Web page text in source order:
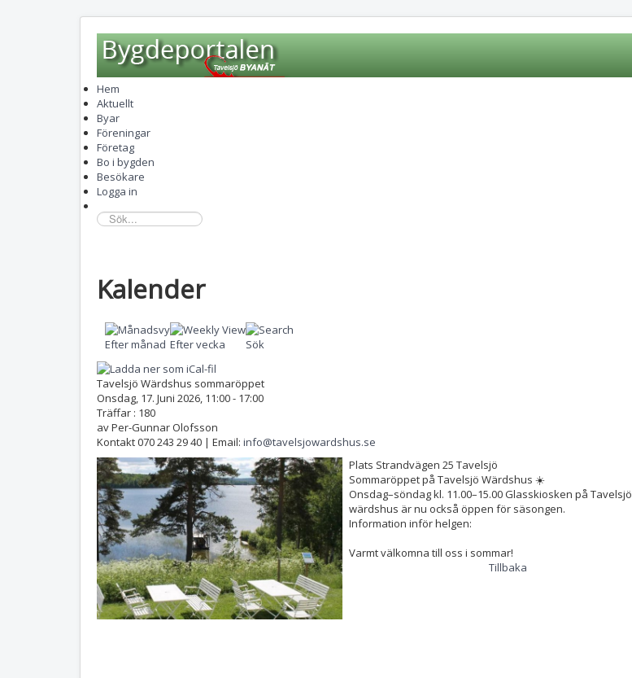
Hem
Aktuellt
Byar
Föreningar
Företag
Bo i bygden
Besökare
Logga in
sök...
Kalender
Efter månad Efter vecka Sök
Tavelsjö Wärdshus sommaröppet
Onsdag, 17. Juni 2026, 11:00 - 17:00
Träffar : 180
avPer-Gunnar Olofsson
Kontakt070 243 29 40 | Email: info@tavelsjowardshus.se
Plats Strandvägen 25 Tavelsjö
Sommaröppet på Tavelsjö Wärdshus ☀️
Onsdag–söndag kl. 11.00–15.00 Glasskiosken på Tavelsjö
wärdshus är nu också öppen för säsongen.
Information inför helgen:
Varmt välkomna till oss i sommar!
Tillbaka